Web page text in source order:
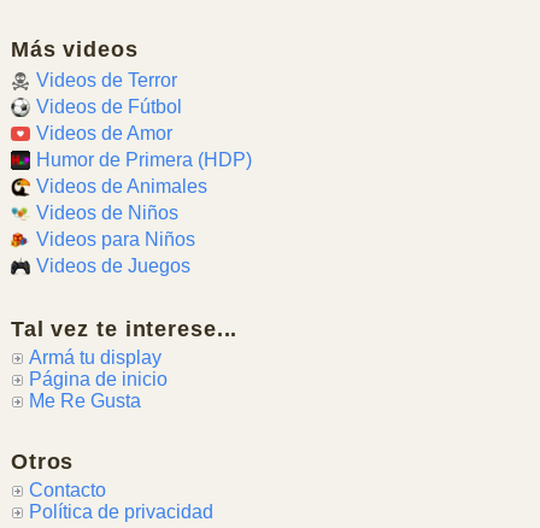
Más videos
Videos de Terror
Videos de Fútbol
Videos de Amor
Humor de Primera (HDP)
Videos de Animales
Videos de Niños
Videos para Niños
Videos de Juegos
Tal vez te interese...
Armá tu display
Página de inicio
Me Re Gusta
Otros
Contacto
Política de privacidad